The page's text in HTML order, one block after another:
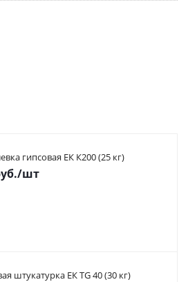
гипсовая ЕК К200 (25 кг)
/шт
штукатурка ЕК TG 40 (30 кг)